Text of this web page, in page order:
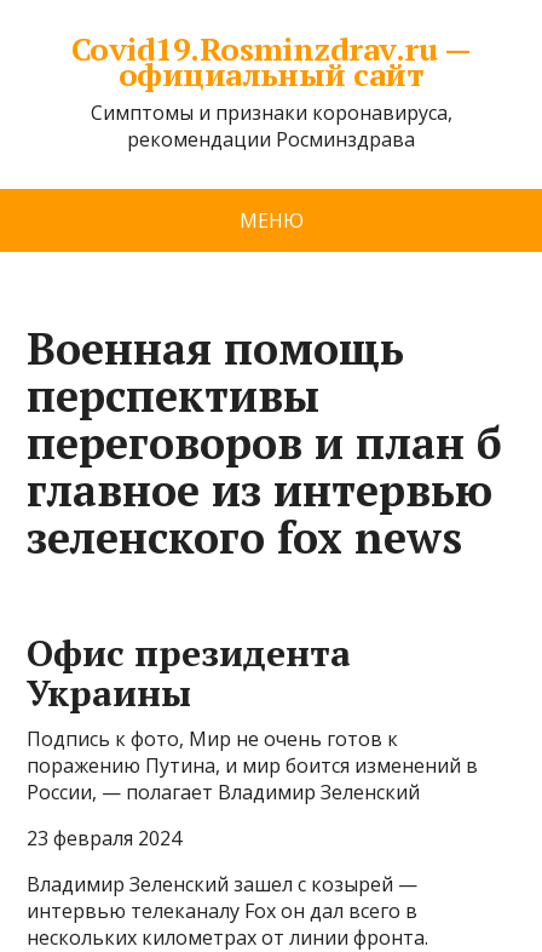
Covid19.Rosminzdrav.ru —
официальный сайт
Симптомы и признаки коронавируса,
рекомендации Росминздрава
МЕНЮ
Военная помощь
перспективы
переговоров и план б
главное из интервью
зеленского fox news
Офис президента
Украины
Подпись к фото, Мир не очень готов к
поражению Путина, и мир боится изменений в
России, — полагает Владимир Зеленский
23 февраля 2024
Владимир Зеленский зашел с козырей —
интервью телеканалу Fox он дал всего в
нескольких километрах от линии фронта.